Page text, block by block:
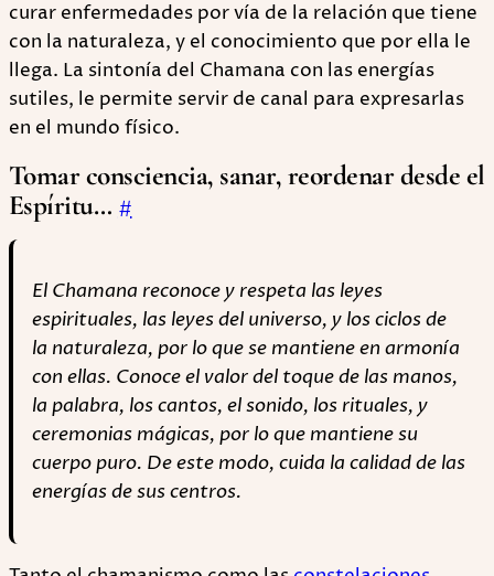
curar enfermedades por vía de la relación que tiene
con la naturaleza, y el conocimiento que por ella le
llega. La sintonía del Chamana con las energías
sutiles, le permite servir de canal para expresarlas
en el mundo físico.
Tomar cons­cien­cia, sanar, reor­de­nar desde el
Espí­ritu… #
El Chamana reconoce y respeta las leyes
espirituales, las leyes del universo, y los ciclos de
la naturaleza, por lo que se mantiene en armonía
con ellas. Conoce el valor del toque de las manos,
la palabra, los cantos, el sonido, los rituales, y
ceremonias mágicas, por lo que mantiene su
cuerpo puro. De este modo, cuida la calidad de las
energías de sus centros.